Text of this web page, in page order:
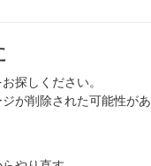
探しください。
が削除された可能性があ